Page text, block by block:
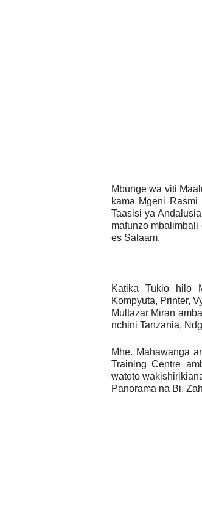
Mbunge wa viti
kama Mgeni
Taasisi ya
mafunzo
es Salaam.
Katika Tukio hilo
Kompyuta, Printer,
Multazar Miran
nchini Tanzania,
Mhe. Mahawanga
Training Centre
watoto
Panorama na Bi.